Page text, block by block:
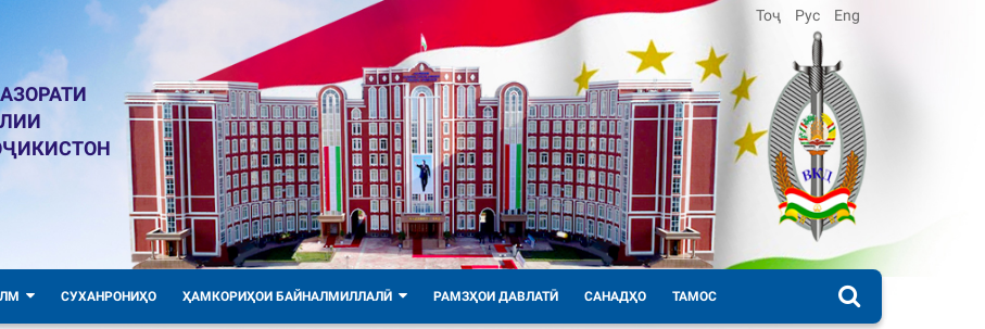
Тоҷ Рус Eng
СУХАНРОНИҲО ҲАМКОРИҲОИ БАЙНАЛМИЛЛАЛӢ РАМЗҲОИ ДАВЛАТӢ САНАДҲО ТАМОС